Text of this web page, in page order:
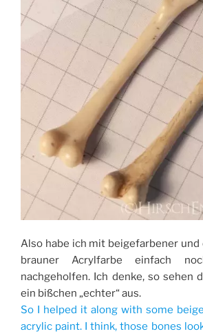
Also habe ich mit beigefarbener und
brauner Acrylfarbe einfach
nachgeholfen. Ich denke, so sehen
ein bißchen „echter“ aus.
So I helped it along with some
acrylic paint. I think, those bones